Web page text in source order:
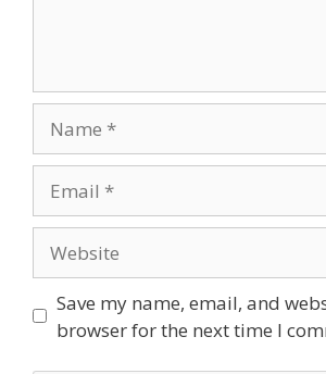
Save my name, email, and
browser for the next time I